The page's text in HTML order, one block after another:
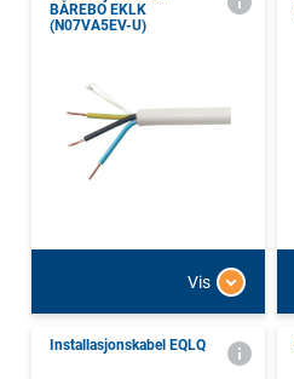
BÅREBO EKLK
(N07VA5EV-U)
Vis
Installasjonskabel EQLQ